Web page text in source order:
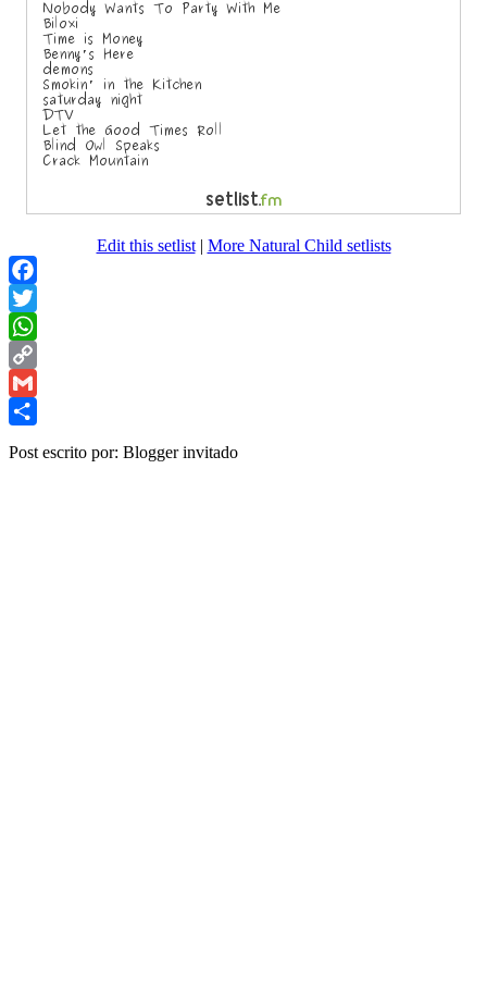
Edit this setlist| More Natural Child setlists
Facebook
Twitter
WhatsApp
Copy
Link
Gmail
Post escrito por: Blogger invitado